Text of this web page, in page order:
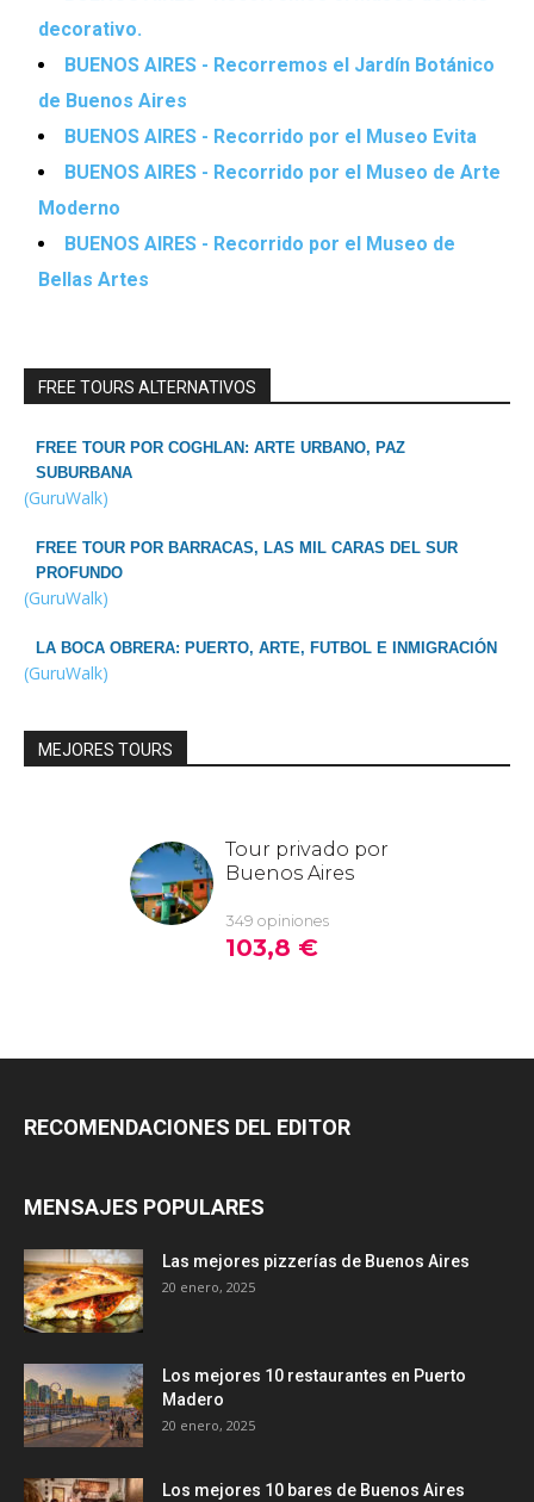
decorativo.
BUENOS AIRES - Recorremos el Jardín Botánico
de Buenos Aires
BUENOS AIRES - Recorrido por el Museo Evita
BUENOS AIRES - Recorrido por el Museo de Arte
Moderno
BUENOS AIRES - Recorrido por el Museo de
Bellas Artes
FREE TOURS ALTERNATIVOS
FREE TOUR POR COGHLAN: ARTE URBANO, PAZ
SUBURBANA
(GuruWalk)
FREE TOUR POR BARRACAS, LAS MIL CARAS DEL SUR
PROFUNDO
(GuruWalk)
LA BOCA OBRERA: PUERTO, ARTE, FUTBOL E INMIGRACIÓN
(GuruWalk)
MEJORES TOURS
RECOMENDACIONES DEL EDITOR
MENSAJES POPULARES
Las mejores pizzerías de Buenos Aires
20 enero, 2025
Los mejores 10 restaurantes en Puerto
Madero
20 enero, 2025
Los mejores 10 bares de Buenos Aires